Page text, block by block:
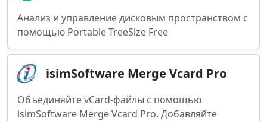
Анализ и управление дисковым пространством с
помощью Portable TreeSize Free
isimSoftware Merge Vcard Pro
Объединяйте vCard-файлы с помощью
isimSoftware Merge Vcard Pro. Добавляйте